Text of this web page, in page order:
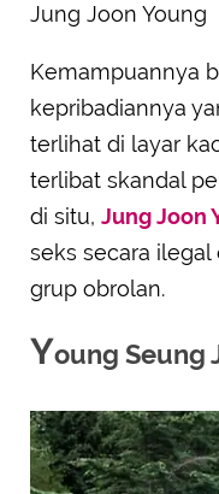
Jung Joon Young
Kemampuannya
kepribadiannya
terlihat di layar
terlibat skandal
di situ, Jung Joon
seks secara
grup obrolan.
Young Seung